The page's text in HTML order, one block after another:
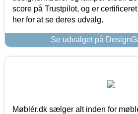
score på Trustpilot, og er
her for at se deres udvalg.
Se udvalget på
Møblér.dk sælger alt inden for